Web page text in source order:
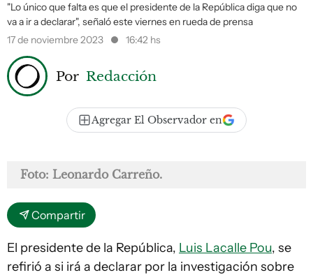
"Lo único que falta es que el presidente de la República diga que no
va a ir a declarar", señaló este viernes en rueda de prensa
17 de noviembre 2023
16:42 hs
Por Redacción
Agregar El Observador en
Foto: Leonardo Carreño.
Compartir
El presidente de la República, Luis Lacalle Pou, se
refirió a si irá a declarar por la investigación sobre